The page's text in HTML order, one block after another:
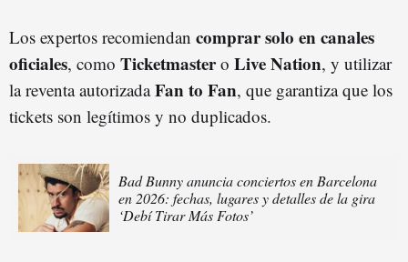
Los expertos recomiendan comprar solo en canales
oficiales, como Ticketmastero Live Nation, y utilizar
la reventa autorizadaFan to Fan, que garantiza que los
tickets son legítimos y no duplicados.
Bad Bunny anuncia conciertos en Barcelona
en 2026: fechas, lugares y detalles de la gira
‘Debí Tirar Más Fotos’